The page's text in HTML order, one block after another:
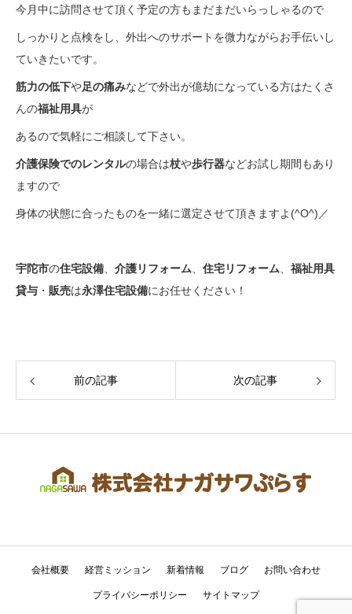
今月中に訪問させて頂く予定の方もまだまだいらっしゃるので
しっかりと点検をし、外出へのサポートを微力ながらお手伝いし
ていきたいです。
筋力の低下や足の痛みなどで外出が億劫になっている方はたくさ
んの福祉用具が
あるので気軽にご相談して下さい。
介護保険でのレンタルの場合は杖や歩行器などお試し期間もあり
ますので
身体の状態に合ったものを一緒に選定させて頂きますよ(^O^)／
宇陀市の住宅設備 介護リフォーム 住宅リフォーム
福祉用具
貸与 ・ 販売は永澤住宅設備にお任せください！
前の記事 次の記事
会社概要 経営ミッション 新着情報 ブログ お問い合わせ
プライバシーポリシー サイトマップ